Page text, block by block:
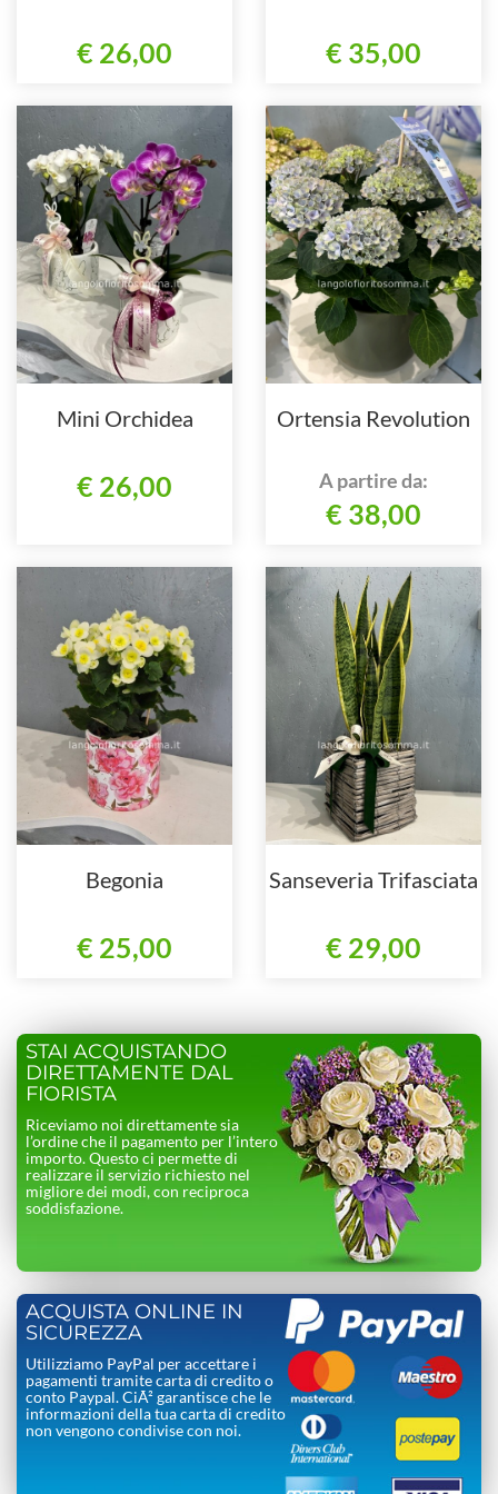
€ 26,00 € 35,00
Mini Orchidea
€ 26,00
Ortensia Revolution
A partire da:
€ 38,00
Begonia
€ 25,00
Sanseveria Trifasciata
€ 29,00
STAI ACQUISTANDO
DIRETTAMENTE DAL
FIORISTA
Riceviamo noi direttamente sia
l’ordine che il pagamento per l’intero
importo. Questo ci permette di
realizzare il servizio richiesto nel
migliore dei modi, con reciproca
soddisfazione.
ACQUISTA ONLINE IN
SICUREZZA
Utilizziamo PayPal per accettare i
pagamenti tramite carta di credito o
conto Paypal. CiÃ² garantisce che le
informazioni della tua carta di credito
non vengono condivise con noi.